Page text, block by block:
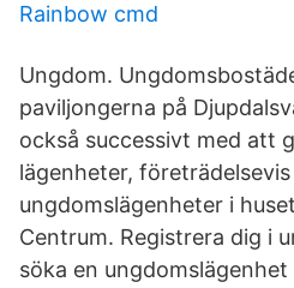
Rainbow cmd
Ungdom.
paviljongerna på
också successivt med att
lägenheter,
ungdomslägenheter i
Centrum. Registrera dig i
söka en